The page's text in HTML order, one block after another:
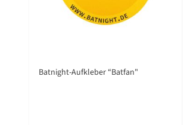
Batnight-Aufkleber “Batfan"